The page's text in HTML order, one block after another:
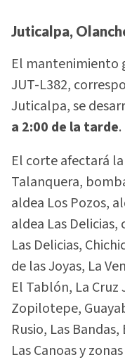
Juticalpa,
El mantenimiento
JUT-L382,
Juticalpa, se
a 2:00 de la tarde.
El corte afectará
Talanquera,
aldea Los Pozos,
aldea Las
Las Delicias,
de las Joyas, La
El Tablón, La Cruz
Zopilotepe,
Rusio, Las
Las Canoas y